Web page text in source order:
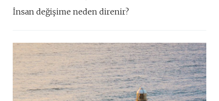
İnsan değişime neden direnir?